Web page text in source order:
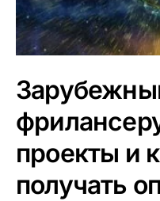
проекты и
получать